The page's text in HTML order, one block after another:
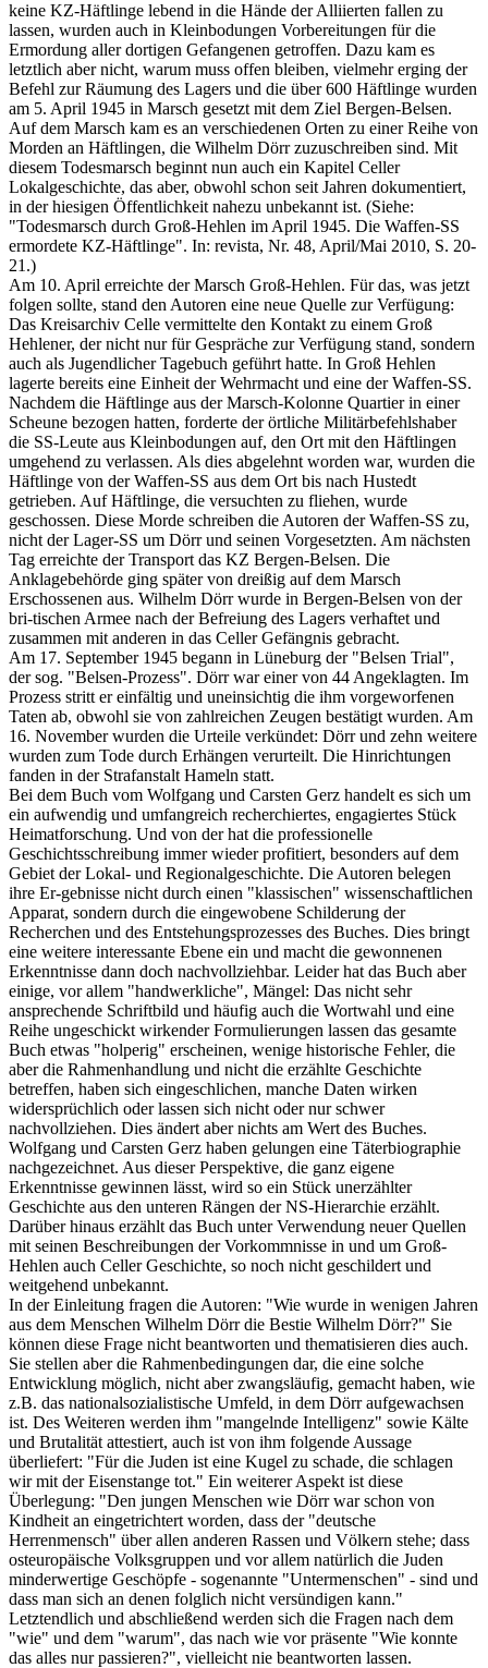
keine KZ-Häftlinge lebend in die Hände der Alliierten fallen zu
lassen, wurden auch in Kleinbodungen Vorbereitungen für die
Ermordung aller dortigen Gefangenen getroffen. Dazu kam es
letztlich aber nicht, warum muss offen bleiben, vielmehr erging der
Befehl zur Räumung des Lagers und die über 600 Häftlinge wurden
am 5. April 1945 in Marsch gesetzt mit dem Ziel Bergen-Belsen.
Auf dem Marsch kam es an verschiedenen Orten zu einer Reihe von
Morden an Häftlingen, die Wilhelm Dörr zuzuschreiben sind. Mit
diesem Todesmarsch beginnt nun auch ein Kapitel Celler
Lokalgeschichte, das aber, obwohl schon seit Jahren dokumentiert,
in der hiesigen Öffentlichkeit nahezu unbekannt ist. (Siehe:
"Todesmarsch durch Groß-Hehlen im April 1945. Die Waffen-SS
ermordete KZ-Häftlinge". In: revista, Nr. 48, April/Mai 2010, S. 20-
21.)
Am 10. April erreichte der Marsch Groß-Hehlen. Für das, was jetzt
folgen sollte, stand den Autoren eine neue Quelle zur Verfügung:
Das Kreisarchiv Celle vermittelte den Kontakt zu einem Groß
Hehlener, der nicht nur für Gespräche zur Verfügung stand, sondern
auch als Jugendlicher Tagebuch geführt hatte. In Groß Hehlen
lagerte bereits eine Einheit der Wehrmacht und eine der Waffen-SS.
Nachdem die Häftlinge aus der Marsch-Kolonne Quartier in einer
Scheune bezogen hatten, forderte der örtliche Militärbefehlshaber
die SS-Leute aus Kleinbodungen auf, den Ort mit den Häftlingen
umgehend zu verlassen. Als dies abgelehnt worden war, wurden die
Häftlinge von der Waffen-SS aus dem Ort bis nach Hustedt
getrieben. Auf Häftlinge, die versuchten zu fliehen, wurde
geschossen. Diese Morde schreiben die Autoren der Waffen-SS zu,
nicht der Lager-SS um Dörr und seinen Vorgesetzten. Am nächsten
Tag erreichte der Transport das KZ Bergen-Belsen. Die
Anklagebehörde ging später von dreißig auf dem Marsch
Erschossenen aus. Wilhelm Dörr wurde in Bergen-Belsen von der
bri-tischen Armee nach der Befreiung des Lagers verhaftet und
zusammen mit anderen in das Celler Gefängnis gebracht.
Am 17. September 1945 begann in Lüneburg der "Belsen Trial",
der sog. "Belsen-Prozess". Dörr war einer von 44 Angeklagten. Im
Prozess stritt er einfältig und uneinsichtig die ihm vorgeworfenen
Taten ab, obwohl sie von zahlreichen Zeugen bestätigt wurden. Am
16. November wurden die Urteile verkündet: Dörr und zehn weitere
wurden zum Tode durch Erhängen verurteilt. Die Hinrichtungen
fanden in der Strafanstalt Hameln statt.
Bei dem Buch vom Wolfgang und Carsten Gerz handelt es sich um
ein aufwendig und umfangreich recherchiertes, engagiertes Stück
Heimatforschung. Und von der hat die professionelle
Geschichtsschreibung immer wieder profitiert, besonders auf dem
Gebiet der Lokal- und Regionalgeschichte. Die Autoren belegen
ihre Er-gebnisse nicht durch einen "klassischen" wissenschaftlichen
Apparat, sondern durch die eingewobene Schilderung der
Recherchen und des Entstehungsprozesses des Buches. Dies bringt
eine weitere interessante Ebene ein und macht die gewonnenen
Erkenntnisse dann doch nachvollziehbar. Leider hat das Buch aber
einige, vor allem "handwerkliche", Mängel: Das nicht sehr
ansprechende Schriftbild und häufig auch die Wortwahl und eine
Reihe ungeschickt wirkender Formulierungen lassen das gesamte
Buch etwas "holperig" erscheinen, wenige historische Fehler, die
aber die Rahmenhandlung und nicht die erzählte Geschichte
betreffen, haben sich eingeschlichen, manche Daten wirken
widersprüchlich oder lassen sich nicht oder nur schwer
nachvollziehen. Dies ändert aber nichts am Wert des Buches.
Wolfgang und Carsten Gerz haben gelungen eine Täterbiographie
nachgezeichnet. Aus dieser Perspektive, die ganz eigene
Erkenntnisse gewinnen lässt, wird so ein Stück unerzählter
Geschichte aus den unteren Rängen der NS-Hierarchie erzählt.
Darüber hinaus erzählt das Buch unter Verwendung neuer Quellen
mit seinen Beschreibungen der Vorkommnisse in und um Groß-
Hehlen auch Celler Geschichte, so noch nicht geschildert und
weitgehend unbekannt.
In der Einleitung fragen die Autoren: "Wie wurde in wenigen Jahren
aus dem Menschen Wilhelm Dörr die Bestie Wilhelm Dörr?" Sie
können diese Frage nicht beantworten und thematisieren dies auch.
Sie stellen aber die Rahmenbedingungen dar, die eine solche
Entwicklung möglich, nicht aber zwangsläufig, gemacht haben, wie
z.B. das nationalsozialistische Umfeld, in dem Dörr aufgewachsen
ist. Des Weiteren werden ihm "mangelnde Intelligenz" sowie Kälte
und Brutalität attestiert, auch ist von ihm folgende Aussage
überliefert: "Für die Juden ist eine Kugel zu schade, die schlagen
wir mit der Eisenstange tot." Ein weiterer Aspekt ist diese
Überlegung: "Den jungen Menschen wie Dörr war schon von
Kindheit an eingetrichtert worden, dass der "deutsche
Herrenmensch" über allen anderen Rassen und Völkern stehe; dass
osteuropäische Volksgruppen und vor allem natürlich die Juden
minderwertige Geschöpfe - sogenannte "Untermenschen" - sind und
dass man sich an denen folglich nicht versündigen kann."
Letztendlich und abschließend werden sich die Fragen nach dem
"wie" und dem "warum", das nach wie vor präsente "Wie konnte
das alles nur passieren?", vielleicht nie beantworten lassen.